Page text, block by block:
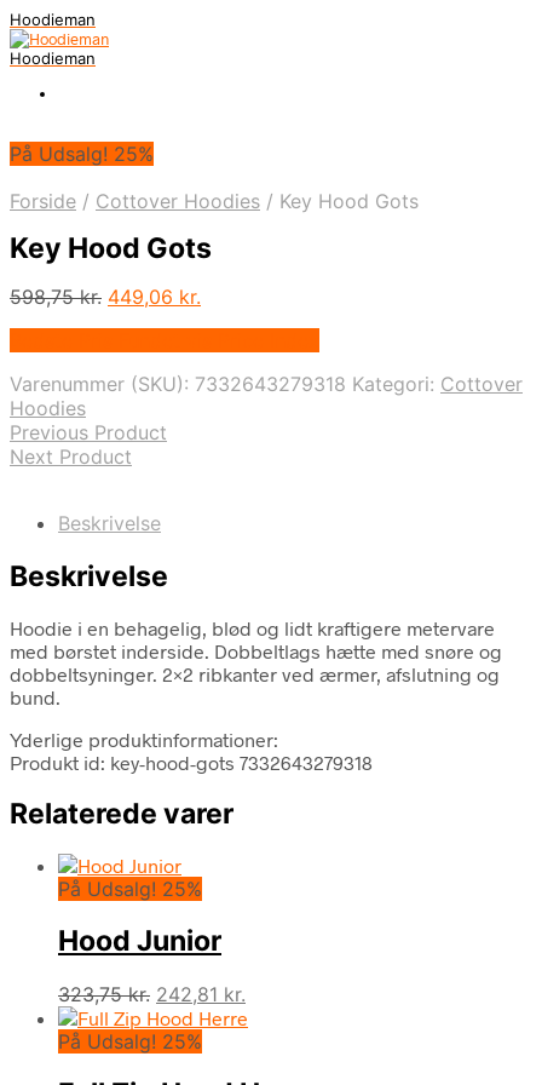
Hoodieman
Hoodieman
På Udsalg! 25%
Forside / Cottover Hoodies / Key Hood Gots
Key Hood Gots
598,75kr. Den
598,75 kr..
449,06 kr.
449,06 kr..
Varenummer (SKU): 7332643279318 Kategori: Cottover
Hoodies
Previous Product
Next Product
Beskrivelse
Beskrivelse
Hoodie i en behagelig, blød og lidt kraftigere metervare
med børstet inderside. Dobbeltlags hætte med snøre og
dobbeltsyninger. 2×2 ribkanter ved ærmer, afslutning og
bund.
Yderlige produktinformationer:
Produkt id: key-hood-gots 7332643279318
Relaterede varer
På Udsalg! 25%
Hood Junior
323,75kr. Den
oprindelige
pris
242,81 kr.
aktuelle
På Udsalg! 25%